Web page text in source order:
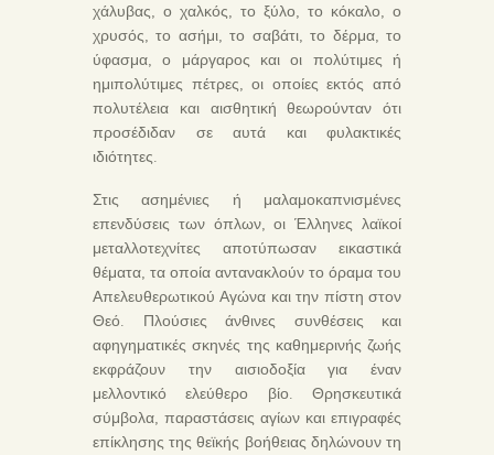
χάλυβας, ο χαλκός, το ξύλο, το κόκαλο, ο
χρυσός, το ασήμι, το σαβάτι, το δέρμα, το
ύφασμα, ο μάργαρος και οι πολύτιμες ή
ημιπολύτιμες πέτρες, οι οποίες εκτός από
πολυτέλεια και αισθητική θεωρούνταν ότι
προσέδιδαν σε αυτά και φυλακτικές
ιδιότητες.
Στις ασημένιες ή μαλαμοκαπνισμένες
επενδύσεις των όπλων, οι Έλληνες λαϊκοί
μεταλλοτεχνίτες αποτύπωσαν εικαστικά
θέματα, τα οποία αντανακλούν το όραμα του
Απελευθερωτικού Αγώνα και την πίστη στον
Θεό. Πλούσιες άνθινες συνθέσεις και
αφηγηματικές σκηνές της καθημερινής ζωής
εκφράζουν την αισιοδοξία για έναν
μελλοντικό ελεύθερο βίο. Θρησκευτικά
σύμβολα, παραστάσεις αγίων και επιγραφές
επίκλησης της θεϊκής βοήθειας δηλώνουν τη